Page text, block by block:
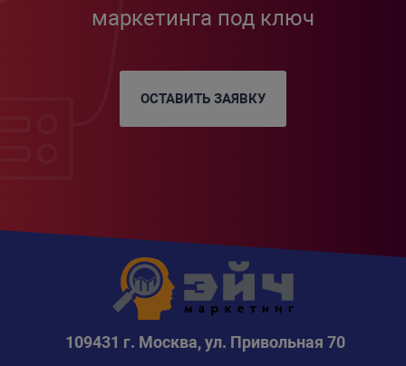
маркетинга под ключ
ОСТАВИТЬ ЗАЯВКУ
109431 г. Москва, ул. Привольная 70